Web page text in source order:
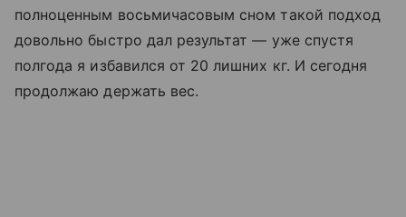
полноценным восьмичасовым сном такой подход
довольно быстро дал результат — уже спустя
полгода я избавился от 20 лишних кг. И сегодня
продолжаю держать вес.